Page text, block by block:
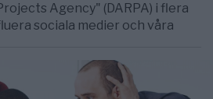
Agency" (DARPA) i flera
sociala medier och våra